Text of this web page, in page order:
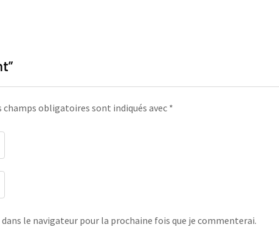
champs obligatoires sont indiqués avec *
le navigateur pour la prochaine fois que je commenterai.